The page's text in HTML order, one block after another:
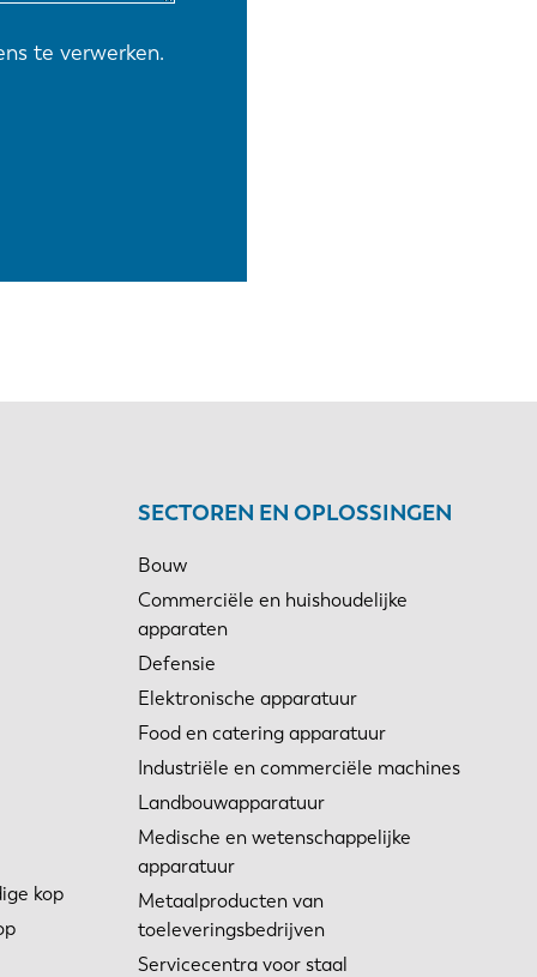
te verwerken.
kop
SECTOREN EN OPLOSSINGEN
Bouw
Commerciële en huishoudelijke
apparaten
Defensie
Elektronische apparatuur
Food en catering apparatuur
Industriële en commerciële machines
Landbouwapparatuur
Medische en wetenschappelijke
apparatuur
Metaalproducten van
toeleveringsbedrijven
Servicecentra voor staal